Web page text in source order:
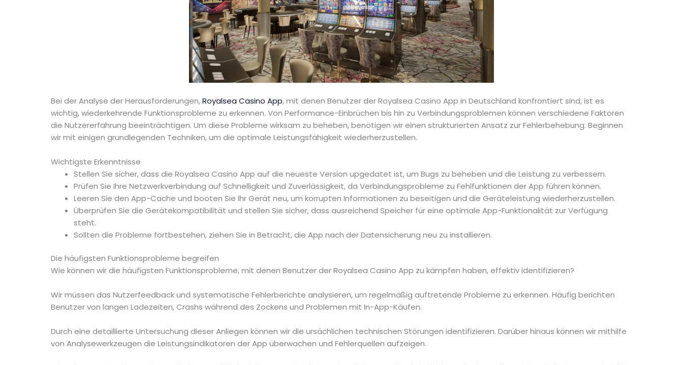
Bei der Analyse der Herausforderungen,Royalsea Casino App, mit denen Benutzer der Royalsea Casino App in Deutschland konfrontiert sind, ist es
wichtig, wiederkehrende Funktionsprobleme zu erkennen. Von Performance-Einbrüchen bis hin zu Verbindungsproblemen können verschiedene Faktoren
die Nutzererfahrung beeinträchtigen. Um diese Probleme wirksam zu beheben, benötigen wir einen strukturierten Ansatz zur Fehlerbehebung. Beginnen
wir mit einigen grundlegenden Techniken, um die optimale Leistungsfähigkeit wiederherzustellen.
Wichtigste Erkenntnisse
Stellen Sie sicher, dass die Royalsea Casino App auf die neueste Version upgedatet ist, um Bugs zu beheben und die Leistung zu verbessern.
Prüfen Sie Ihre Netzwerkverbindung auf Schnelligkeit und Zuverlässigkeit, da Verbindungsprobleme zu Fehlfunktionen der App führen können.
Leeren Sie den App-Cache und booten Sie Ihr Gerät neu, um korrupten Informationen zu beseitigen und die Geräteleistung wiederherzustellen.
Überprüfen Sie die Gerätekompatibilität und stellen Sie sicher, dass ausreichend Speicher für eine optimale App-Funktionalität zur Verfügung
steht.
Sollten die Probleme fortbestehen, ziehen Sie in Betracht, die App nach der Datensicherung neu zu installieren.
Die häufigsten Funktionsprobleme begreifen
Wie können wir die häufigsten Funktionsprobleme, mit denen Benutzer der Royalsea Casino App zu kämpfen haben, effektiv identifizieren?
Wir müssen das Nutzerfeedback und systematische Fehlerberichte analysieren, um regelmäßig auftretende Probleme zu erkennen. Häufig berichten
Benutzer von langen Ladezeiten, Crashs während des Zockens und Problemen mit In-App-Käufen.
Durch eine detaillierte Untersuchung dieser Anliegen können wir die ursächlichen technischen Störungen identifizieren. Darüber hinaus können wir mithilfe
von Analysewerkzeugen die Leistungsindikatoren der App überwachen und Fehlerquellen aufzeigen.